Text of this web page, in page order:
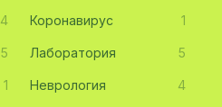
4 Коронавирус 1
5 Лаборатория 5
1 Неврология 4